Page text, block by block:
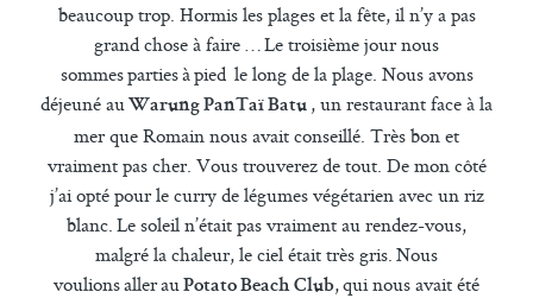
beaucoup trop. Hormis les plages et la fête, il n’y a pas
grand chose à faire … Le troisième jour nous
sommes parties à pied le long de la plage. Nous avons
déjeuné au Warung PanTaï Batu , un restaurant face à la
mer que Romain nous avait conseillé. Très bon et
vraiment pas cher. Vous trouverez de tout. De mon côté
j’ai opté pour le curry de légumes végétarien avec un riz
blanc. Le soleil n’était pas vraiment au rendez-vous,
malgré la chaleur, le ciel était très gris. Nous
voulions aller auPotato Beach Club, qui nous avait été